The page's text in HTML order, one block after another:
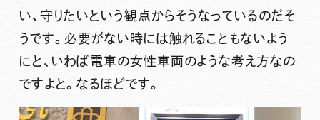
い、守りたいという観点からそうなっているのだそ
うです。必要がない時には触れることもないよう
にと、いわば電車の女性車両のような考え方なの
ですよと。なるほどです。